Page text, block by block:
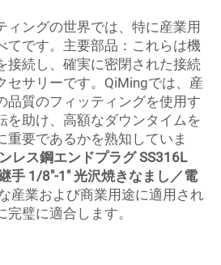
ィングの世界では、特に産業用
てです。主要部品：これらは機
接続し、確実に密閉された接続
セサリーです。QiMingでは、産
品質のフィッティングを使用す
を助け、高額なダウンタイムを
重要であるかを熟知していま
レス鋼エンドプラグ SS316L
手 1/8"-1" 光沢焼きなまし／電
産業および商業用途に適用され
璧に適合します。